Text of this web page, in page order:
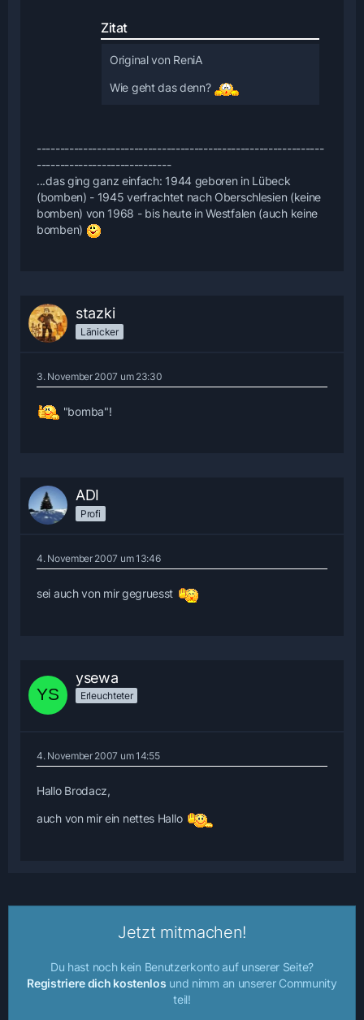
Zitat
Original von ReniA
Wie geht das denn?
--------------------------------------------------------------
-----------------------------
...das ging ganz einfach: 1944 geboren in Lübeck
(bomben) - 1945 verfrachtet nach Oberschlesien (keine
bomben) von 1968 - bis heute in Westfalen (auch keine
bomben)
stazki
Länicker
3. November 2007 um 23:30
"bomba"!
ADI
Profi
4. November 2007 um 13:46
sei auch von mir gegruesst
ysewa
Erleuchteter
4. November 2007 um 14:55
Hallo Brodacz,
auch von mir ein nettes Hallo
Jetzt mitmachen!
Du hast noch kein Benutzerkonto auf unserer Seite?
Registriere dich kostenlos und nimm an unserer Community
teil!